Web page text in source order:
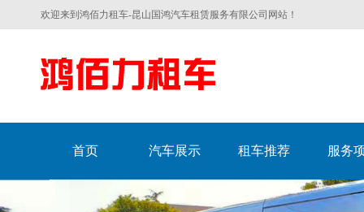
欢迎来到鸿佰力租车-昆山国鸿汽车租赁服务有限公司网站！
首页 汽车展示 租车推荐 服务